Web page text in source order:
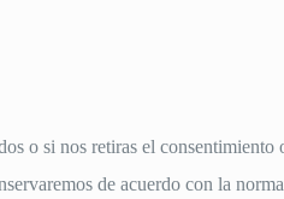
o si nos retiras el consentimiento
de acuerdo con la